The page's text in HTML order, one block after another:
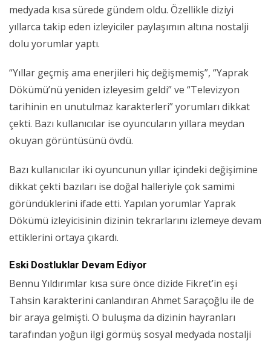
medyada kısa sürede gündem oldu. Özellikle diziyi
yıllarca takip eden izleyiciler paylaşımın altına nostalji
dolu yorumlar yaptı.
“Yıllar geçmiş ama enerjileri hiç değişmemiş”, “Yaprak
Dökümü’nü yeniden izleyesim geldi” ve “Televizyon
tarihinin en unutulmaz karakterleri” yorumları dikkat
çekti. Bazı kullanıcılar ise oyuncuların yıllara meydan
okuyan görüntüsünü övdü.
Bazı kullanıcılar iki oyuncunun yıllar içindeki değişimine
dikkat çekti bazıları ise doğal halleriyle çok samimi
göründüklerini ifade etti. Yapılan yorumlar Yaprak
Dökümü izleyicisinin dizinin tekrarlarını izlemeye devam
ettiklerini ortaya çıkardı.
Eski Dostluklar Devam Ediyor
Bennu Yıldırımlar kısa süre önce dizide Fikret’in eşi
Tahsin karakterini canlandıran Ahmet Saraçoğlu ile de
bir araya gelmişti. O buluşma da dizinin hayranları
tarafından yoğun ilgi görmüş sosyal medyada nostalji